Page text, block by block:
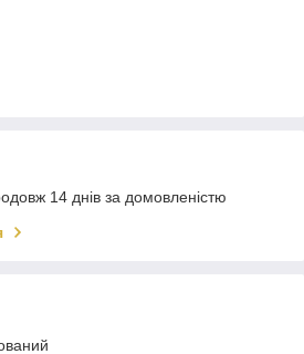
14 днів за домовленістю